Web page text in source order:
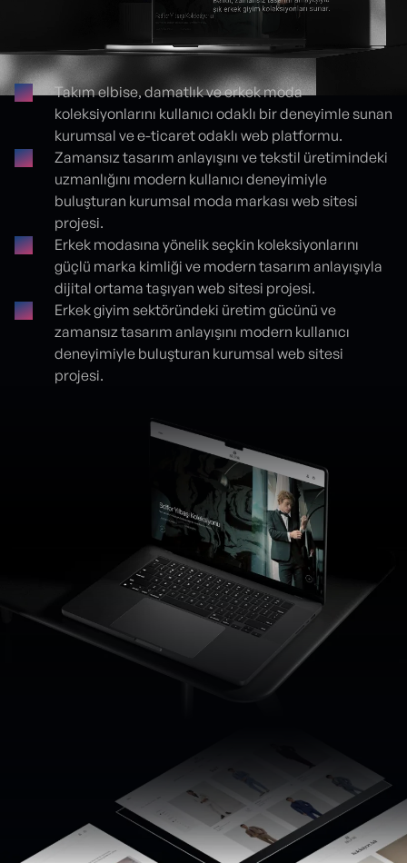
Proje detayları
Takım elbise, damatlık ve erkek moda
koleksiyonlarını kullanıcı odaklı bir deneyimle sunan
kurumsal ve e-ticaret odaklı web platformu.
Zamansız tasarım anlayışını ve tekstil üretimindeki
uzmanlığını modern kullanıcı deneyimiyle
buluşturan kurumsal moda markası web sitesi
projesi.
Erkek modasına yönelik seçkin koleksiyonlarını
güçlü marka kimliği ve modern tasarım anlayışıyla
dijital ortama taşıyan web sitesi projesi.
Erkek giyim sektöründeki üretim gücünü ve
zamansız tasarım anlayışını modern kullanıcı
deneyimiyle buluşturan kurumsal web sitesi
projesi.